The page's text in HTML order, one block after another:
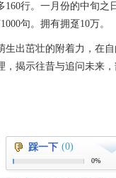
行。一月份的中旬之
句。拥有拥趸10万。
出茁壮的附着力，在
揭示往昔与追问未来，
踩一下 (0)
0%